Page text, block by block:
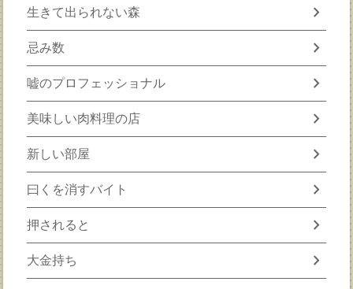
生きて出られない森 chevron_right
忌み数 chevron_right
嘘のプロフェッショナル chevron_right
美味しい肉料理の店 chevron_right
新しい部屋 chevron_right
曰くを消すバイト chevron_right
押されると chevron_right
大金持ち chevron_right